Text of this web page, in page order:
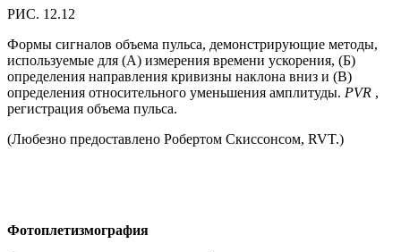
РИС. 12.12
Формы сигналов объема пульса, демонстрирующие методы,
используемые для (А) измерения времени ускорения, (Б)
определения направления кривизны наклона вниз и (В)
определения относительного уменьшения амплитуды. PVR ,
регистрация объема пульса.
(Любезно предоставлено Робертом Скиссонсом, RVT.)
Фотоплетизмография